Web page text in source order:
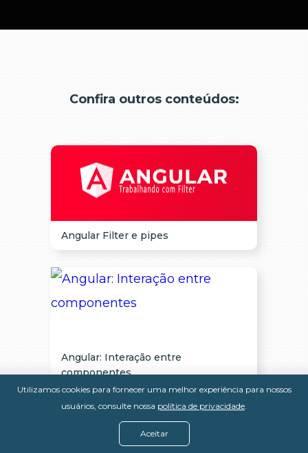
Confira outros conteúdos:
Angular Filter e pipes
Angular: Interação entre
componentes
Utilizamos cookies para fornecer uma melhor experiência para nossos
usuários, consulte nossa política de privacidade.
Aceitar